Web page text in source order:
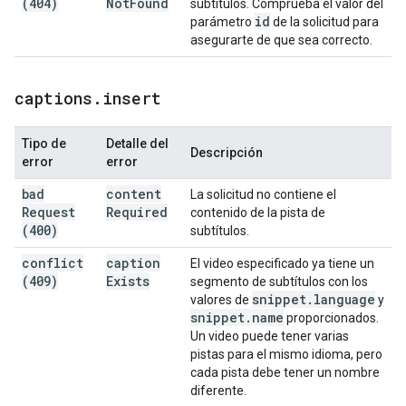
subtítulos. Comprueba el valor del
parámetro id de la solicitud para
asegurarte de que sea correcto.
captions . insert
Tipo de
error
Detalle del
error
Descripción
bad
Request
(400)
content
Required
La solicitud no contiene el
contenido de la pista de
subtítulos.
conflict
(409)
caption
Exists
El video especificado ya tiene un
segmento de subtítulos con los
valores de snippet. language y
snippet. name proporcionados.
Un video puede tener varias
pistas para el mismo idioma, pero
cada pista debe tener un nombre
diferente.